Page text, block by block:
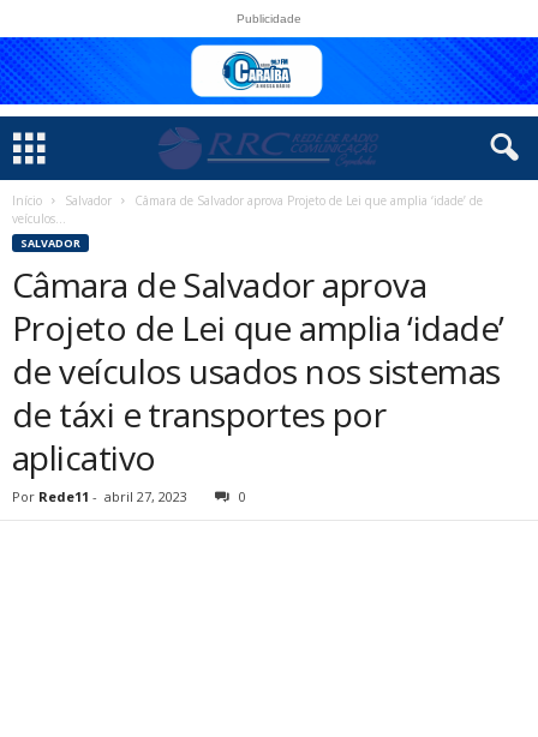
Publicidade
Início Salvador
Câmara de Salvador aprova Projeto de Lei que amplia ‘idade’ de
veículos...
SALVADOR
Câmara de Salvador aprova
Projeto de Lei que amplia ‘idade’
de veículos usados nos sistemas
de táxi e transportes por
aplicativo
Por Rede11 - abril 27, 2023 0